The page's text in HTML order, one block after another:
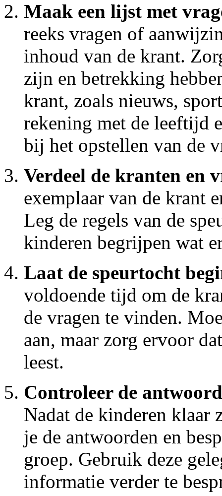
Maak een lijst met
reeks vragen of
inhoud van de krant.
zijn en betrekking
krant, zoals nieuws,
rekening met de leeftijd
bij het opstellen van de
Verdeel de kranten en
exemplaar van de krant
Leg de regels van de
kinderen begrijpen wat
Laat de speurtocht
voldoende tijd om de
de vragen te vinden.
aan, maar zorg ervoor
leest.
Controleer de
Nadat de kinderen klaar
je de antwoorden en
groep. Gebruik deze
informatie verder te